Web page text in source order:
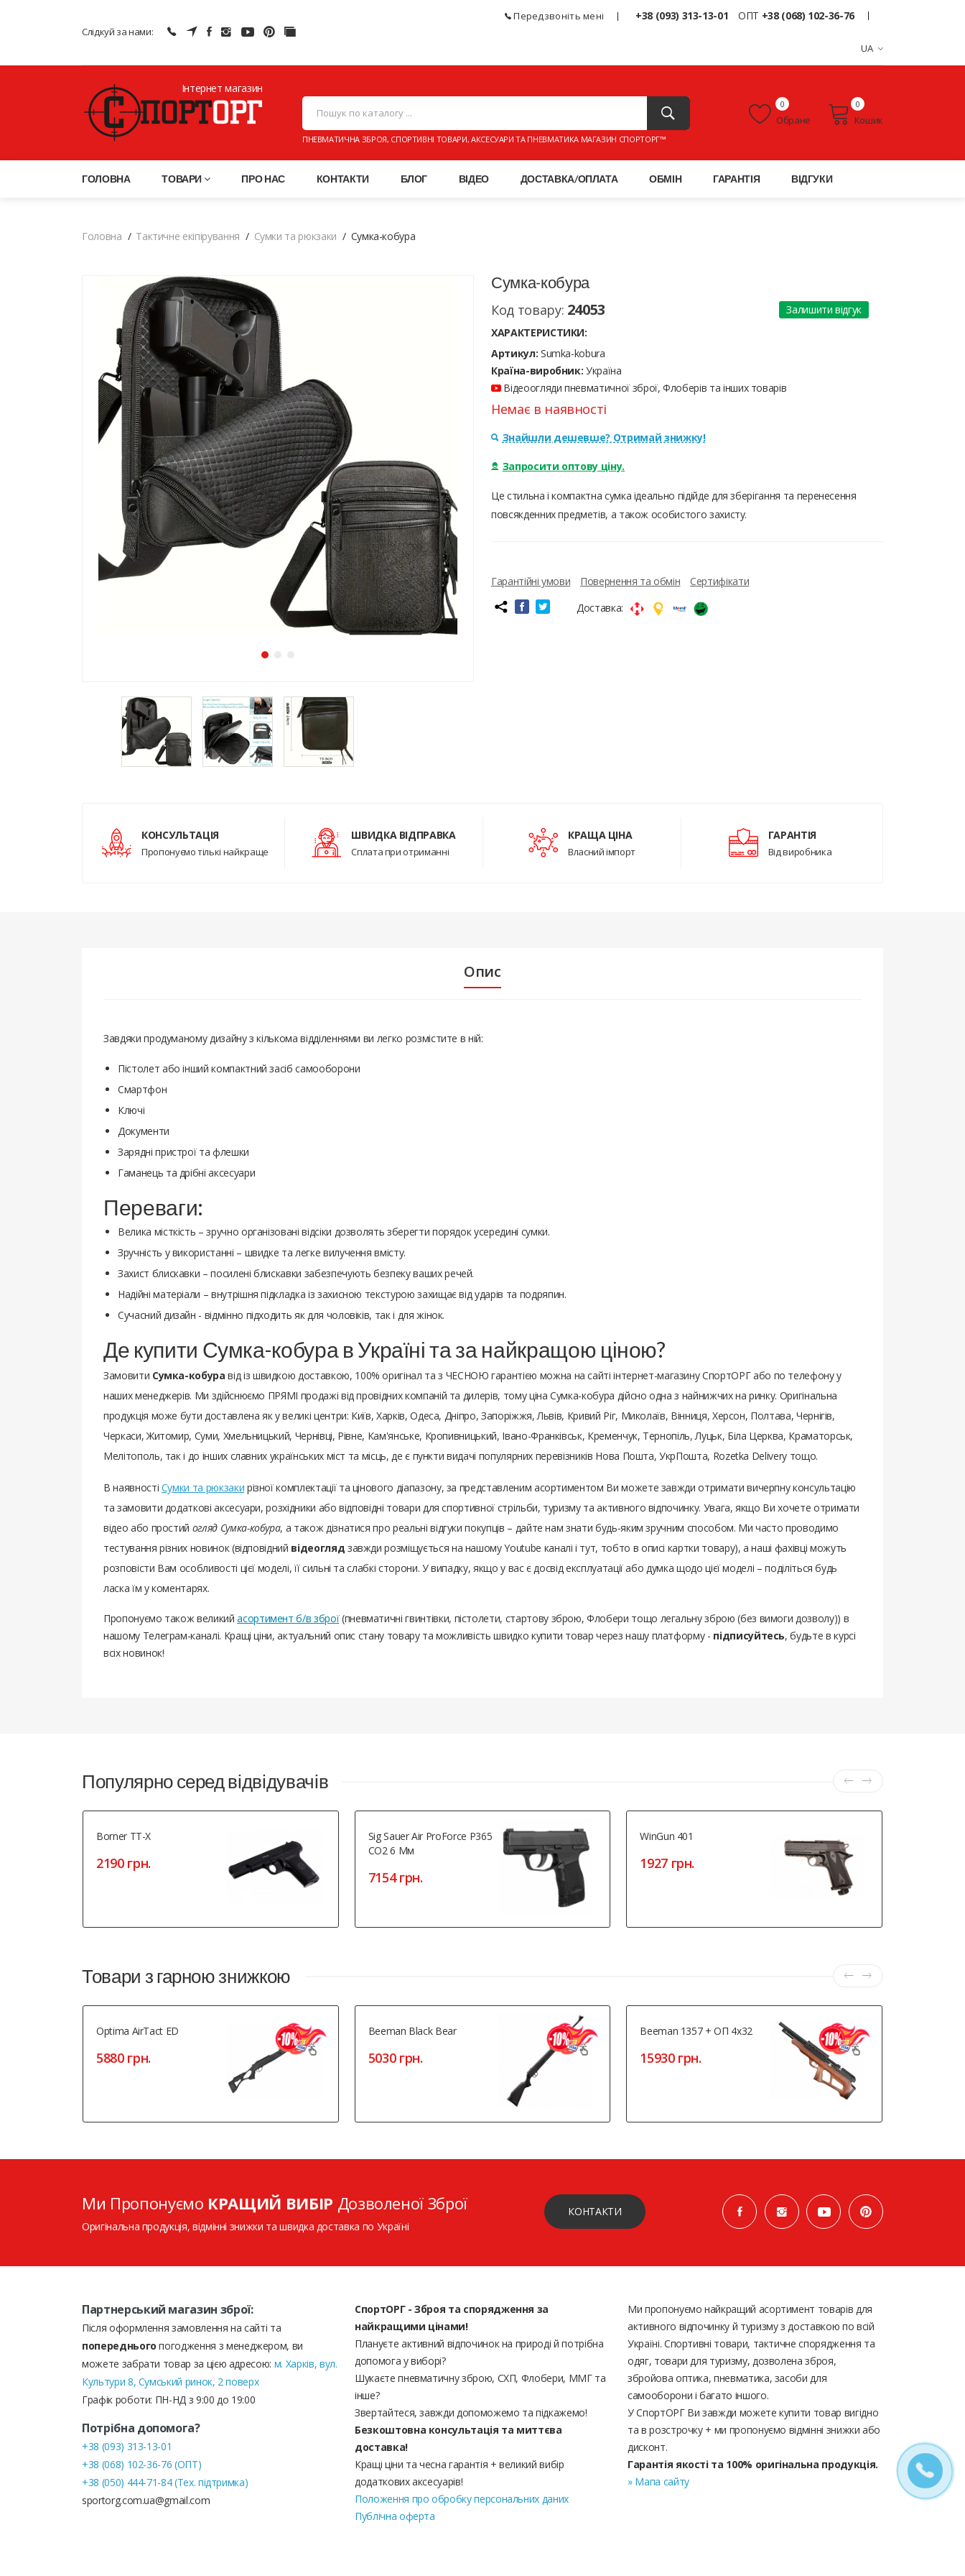
Слідкуй за нами:
Передзвоніть мені +38 (093) 313-13-01 ОПТ +38 (068) 102-36-76
UA
Інтернет магазин
ПНЕВМАТИЧНА ЗБРОЯ, СПОРТИВНІ ТОВАРИ, АКСЕСУАРИ ТА ПНЕВМАТИКА МАГАЗИН СПОРТОРГ™
Обране
0
Кошик
0
ГОЛОВНА ТОВАРИ ПРО НАС КОНТАКТИ БЛОГ ВІДЕО ДОСТАВКА/ОПЛАТА ОБМІН ГАРАНТІЯ ВІДГУКИ
Головна Тактичне екіпірування Сумки та рюкзаки Сумка-кобура
Сумка-кобура
Код товару: 24053
Залишити відгук
ХАРАКТЕРИСТИКИ:
Артикул: Sumka-kobura
Країна-виробник: Україна
Відеоогляди пневматичної зброї, Флоберів та інших товарів
Немає в наявності
Знайшли дешевше? Отримай знижку!
Запросити оптову ціну.
Це стильна і компактна сумка ідеально підійде для зберігання та перенесення
повсякденних предметів, а також особистого захисту.
Гарантійні умови Повернення та обмін
Сертифікати
Доставка:
КОНСУЛЬТАЦІЯ
Пропонуємо тількі найкраще
ШВИДКА ВІДПРАВКА
Сплата при отриманні
КРАЩА ЦІНА
Власний імпорт
ГАРАНТІЯ
Від виробника
Опис
Завдяки продуманому дизайну з кількома відділеннями ви легко розмістите в ній:
Пістолет або інший компактний засіб самооборони
Смартфон
Ключі
Документи
Зарядні пристрої та флешки
Гаманець та дрібні аксесуари
Переваги:
Велика місткість – зручно організовані відсіки дозволять зберегти порядок усередині сумки.
Зручність у використанні – швидке та легке вилучення вмісту.
Захист блискавки – посилені блискавки забезпечують безпеку ваших речей.
Надійні матеріали – внутрішня підкладка із захисною текстурою захищає від ударів та подряпин.
Сучасний дизайн - відмінно підходить як для чоловіків, так і для жінок.
Де купити Сумка-кобура в Україні та за найкращою ціною?
Замовити Сумка-кобура від із швидкою доставкою, 100% оригінал та з ЧЕСНОЮ гарантією можна на сайті інтернет-магазину СпортОРГ або по телефону у
наших менеджерів. Ми здійснюємо ПРЯМІ продажі від провідних компаній та дилерів, тому ціна Сумка-кобура дійсно одна з найнижчих на ринку. Оригінальна
продукція може бути доставлена ​​як у великі центри: Київ, Харків, Одеса, Дніпро, Запоріжжя, Львів, Кривий Ріг, Миколаїв, Вінниця, Херсон, Полтава, Чернігів,
Черкаси, Житомир, Суми, Хмельницький, Чернівці, Рівне, Кам'янське, Кропивницький, Івано-Франківськ, Кременчук, Тернопіль, Луцьк, Біла Церква, Краматорськ,
Мелітополь, так і до інших славних українських міст та місць, де є пункти видачі популярних перевізників Нова Пошта, УкрПошта, Rozetka Delivery тощо.
В наявності Сумки та рюкзаки різної комплектації та цінового діапазону, за представленим асортиментом Ви можете завжди отримати вичерпну консультацію
та замовити додаткові аксесуари, розхідники або відповідні товари для спортивної стрільби, туризму та активного відпочинку. Увага, якщо Ви хочете отримати
відео або простий огляд Сумка-кобура, а також дізнатися про реальні відгуки покупців – дайте нам знати будь-яким зручним способом. Ми часто проводимо
тестування різних новинок (відповідний відеогляд завжди розміщується на нашому Youtube каналі і тут, тобто в описі картки товару), а наші фахівці можуть
розповісти Вам особливості цієї моделі, її сильні та слабкі сторони. У випадку, якщо у вас є досвід експлуатації або думка щодо цієї моделі – поділіться будь
ласка їм у коментарях.
Пропонуємо також великийасортимент б/в зброї(пневматичні гвинтівки, пістолети, стартову зброю, Флобери тощо легальну зброю (без вимоги дозволу)) в
нашому Телеграм-каналі. Кращі ціни, актуальний опис стану товару та можливість швидко купити товар через нашу платформу - підписуйтесь, будьте в курсі
всіх новинок!
Популярно серед відвідувачів
Borner TT-X
2190 грн.
Sig Sauer Air ProForce P365
CO2 6 Мм
7154 грн.
WinGun 401
1927 грн.
Товари з гарною знижкою
Optima AirTact ED
5880 грн.
Beeman Black Bear
5030 грн.
Beeman 1357 + ОП 4x32
15930 грн.
Ми Пропонуємо КРАЩИЙ ВИБІР Дозволеної Зброї
Оригінальна продукція, відмінні знижки та швидка доставка по Україні
КОНТАКТИ
Партнерський магазин зброї:
Після оформлення замовлення на сайті та
попереднього погодження з менеджером, ви
можете забрати товар за цією адресою: м. Харків, вул.
Культури 8, Сумський ринок, 2 поверх
Графік роботи: ПН-НД з 9:00 до 19:00
Потрібна допомога?
+38 (093) 313-13-01
+38 (068) 102-36-76 (ОПТ)
+38 (050) 444-71-84 (Тех. підтримка)
sportorg.com.ua@gmail.com
СпортОРГ - Зброя та спорядження за
найкращими цінами!
Плануєте активний відпочинок на природі й потрібна
допомога у виборі?
Шукаєте пневматичну зброю, СХП, Флобери, ММГ та
інше?
Звертайтеся, завжди допоможемо та підкажемо!
Безкоштовна консультація та миттєва
доставка!
Кращі ціни та чесна гарантія + великий вибір
додаткових аксесуарів!
Положення про обробку персональних даних
Публічна оферта
Ми пропонуємо найкращий асортимент товарів для
активного відпочинку й туризму з доставкою по всій
Україні. Спортивні товари, тактичне спорядження та
одяг, товари для туризму, дозволена зброя,
збройова оптика, пневматика, засоби для
самооборони і багато іншого.
У СпортОРГ Ви завжди можете купити товар вигідно
та в розстрочку + ми пропонуємо відмінні знижки або
дисконт.
Гарантія якості та 100% оригінальна продукція.
» Мапа сайту